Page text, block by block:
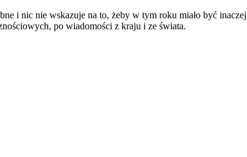
i nic nie wskazuje na to, żeby w tym roku miało być
po wiadomości z kraju i ze świata.